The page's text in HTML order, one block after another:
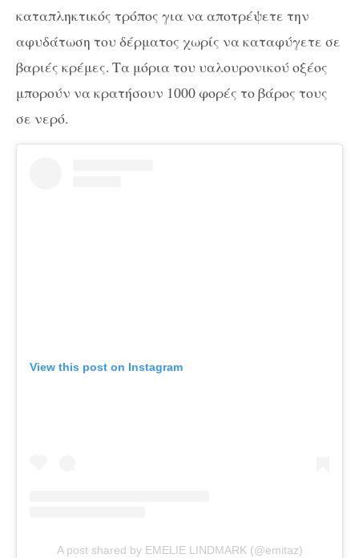
καταπληκτικός τρόπος για να αποτρέψετε την
αφυδάτωση του δέρματος χωρίς να καταφύγετε σε
βαριές κρέμες. Τα μόρια του υαλουρονικού οξέος
μπορούν να κρατήσουν 1000 φορές το βάρος τους
σε νερό.
View this post on Instagram
A post shared by EMELIE LINDMARK (@emitaz)